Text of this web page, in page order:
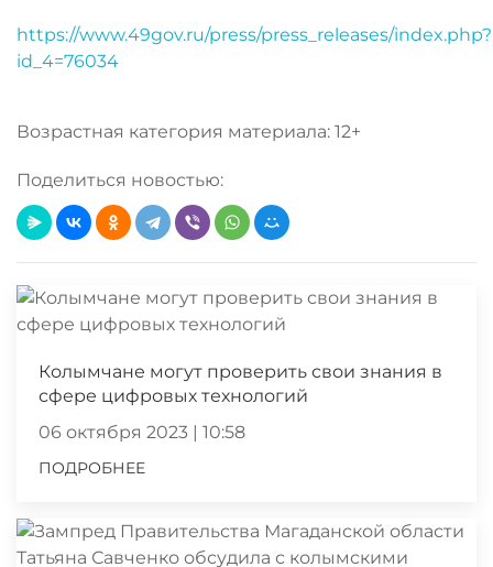
https://www.49gov.ru/press/press_releases/index.php?
id_4=76034
Возрастная категория материала: 12+
Поделиться новостью:
Колымчане могут проверить свои знания в
сфере цифровых технологий
06 октября 2023 | 10:58
ПОДРОБНЕЕ